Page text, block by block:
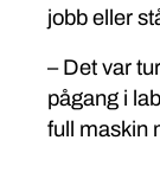
jobb eller
– Det var
pågang i
full maskin